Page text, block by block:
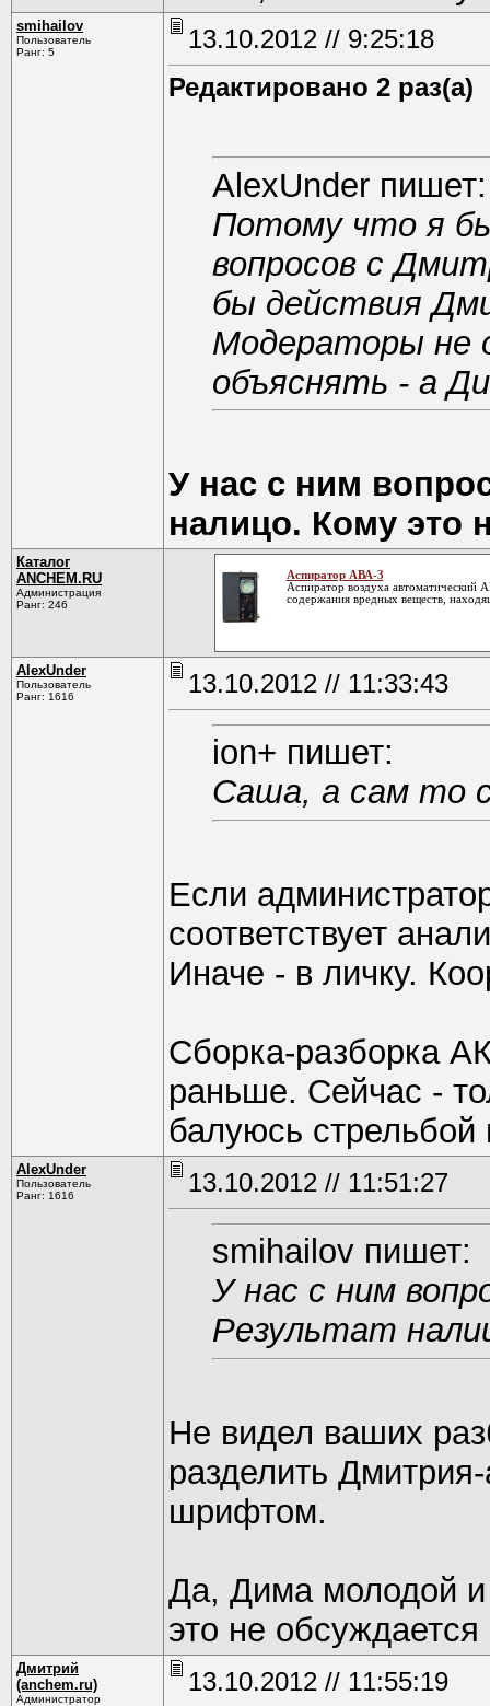
smihailov
Пользователь
Ранг: 5
13.10.2012 // 9:25:18
Редактировано 2 раз(а)
AlexUnder пишет:
Потому что я
вопросов с
бы действия
Модераторы не
объяснять - а
У нас с ним
налицо. Кому это
Каталог
ANCHEM.RU
Администрация
Ранг: 246
Аспиратор АВА-3
Аспиратор воздуха автоматический
содержания вредных веществ,
AlexUnder
Пользователь
Ранг: 1616
13.10.2012 // 11:33:43
ion+ пишет:
Саша, а сам то
Если
соответствует
Иначе - в личку.
Сборка-разборка
раньше. Сейчас -
балуюсь стрельбой
AlexUnder
Пользователь
Ранг: 1616
13.10.2012 // 11:51:27
smihailov пишет:
У нас с ним
Результат
Не видел ваших
разделить
шрифтом.
Да, Дима молодой и
это не
Дмитрий
(anchem.ru)
Администратор
13.10.2012 // 11:55:19